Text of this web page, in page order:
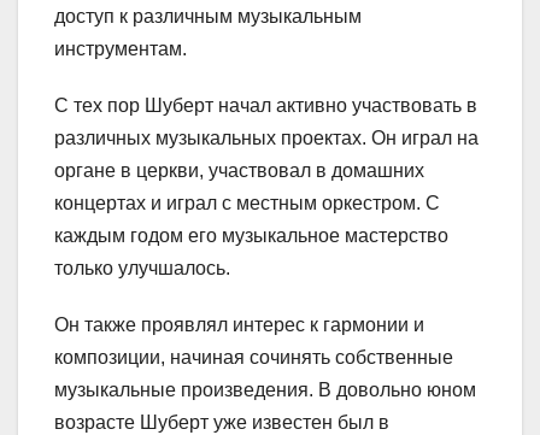
доступ к различным музыкальным
инструментам.
С тех пор Шуберт начал активно участвовать в
различных музыкальных проектах. Он играл на
органе в церкви, участвовал в домашних
концертах и играл с местным оркестром. С
каждым годом его музыкальное мастерство
только улучшалось.
Он также проявлял интерес к гармонии и
композиции, начиная сочинять собственные
музыкальные произведения. В довольно юном
возрасте Шуберт уже известен был в